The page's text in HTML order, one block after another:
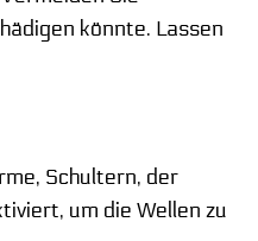
könnte. Lassen
Schultern, der
um die Wellen zu